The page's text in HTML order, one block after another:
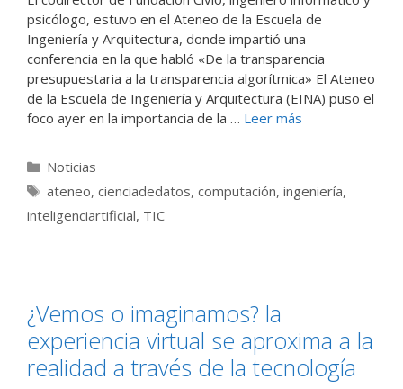
psicólogo, estuvo en el Ateneo de la Escuela de
Ingeniería y Arquitectura, donde impartió una
conferencia en la que habló «De la transparencia
presupuestaria a la transparencia algorítmica» El Ateneo
de la Escuela de Ingeniería y Arquitectura (EINA) puso el
foco ayer en la importancia de la … Leer más
Categorías
Noticias
Etiquetas
ateneo, cienciadedatos, computación, ingeniería,
inteligenciartificial, TIC
¿Vemos o imaginamos? la
experiencia virtual se aproxima a la
realidad a través de la tecnología